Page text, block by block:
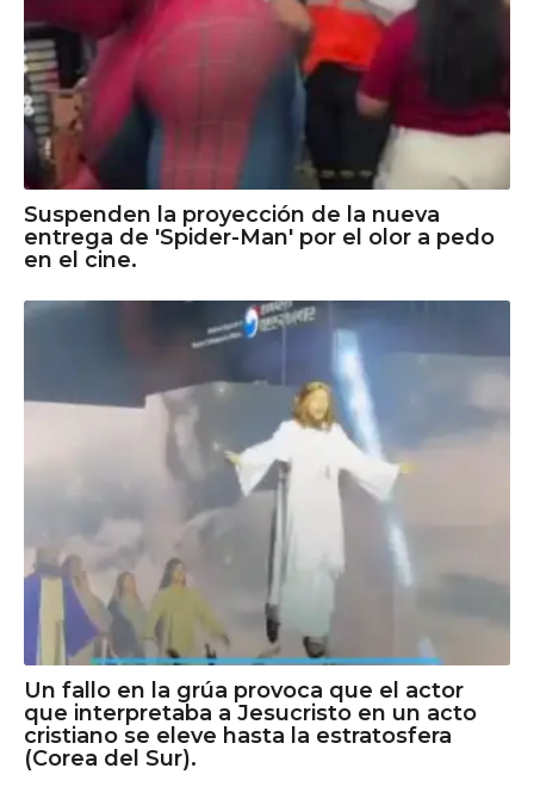
Suspenden la proyección de la nueva
entrega de 'Spider-Man' por el olor a pedo
en el cine.
Un fallo en la grúa provoca que el actor
que interpretaba a Jesucristo en un acto
cristiano se eleve hasta la estratosfera
(Corea del Sur).